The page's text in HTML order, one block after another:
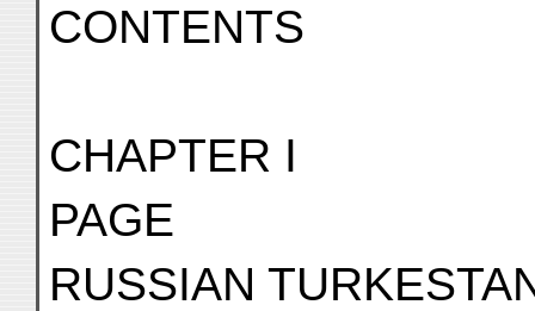
CONTENTS
CHAPTER I
PAGE
RUSSIAN